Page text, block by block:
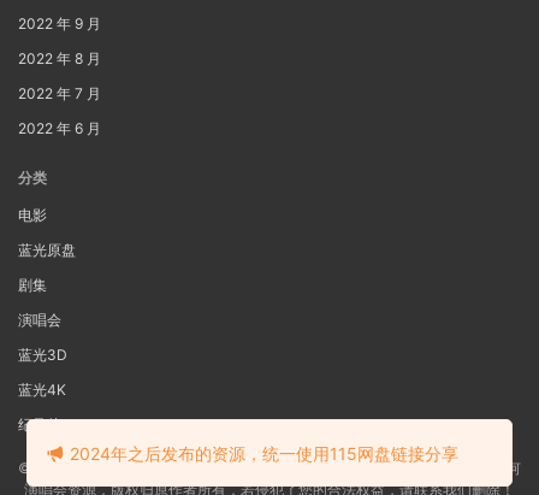
2022 年 9 月
2022 年 8 月
2022 年 7 月
2022 年 6 月
分类
电影
蓝光原盘
剧集
演唱会
蓝光3D
蓝光4K
纪录片
©2022 蓝光电影网本站资源来源于网络用户网盘投稿，本站服务器不储存任何
演唱会资源，版权归原作者所有，若侵犯了您的合法权益，请联系我们删除！
2024年之后发布的资源，统一使用115网盘链接分享